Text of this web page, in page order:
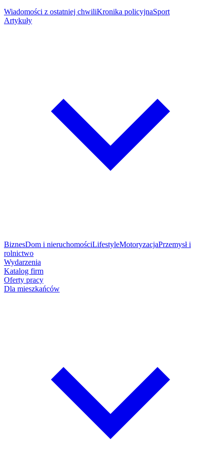
Wiadomości z ostatniej chwiliKronika policyjnaSport
Artykuły
BiznesDom i nieruchomościLifestyleMotoryzacjaPrzemysł i
rolnictwo
Wydarzenia
Katalog firm
Oferty pracy
Dla mieszkańców